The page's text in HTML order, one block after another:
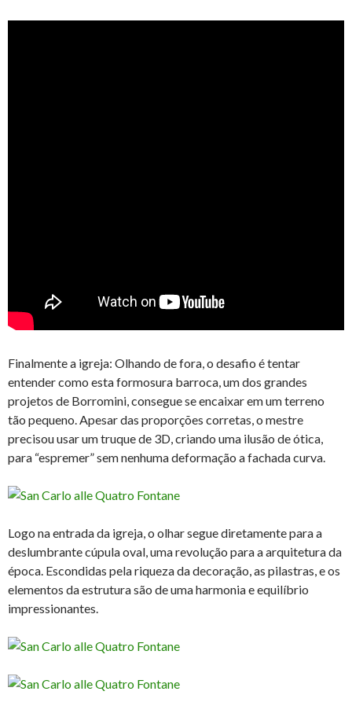
Finalmente a igreja: Olhando de fora, o desafio é tentar
entender como esta formosura barroca, um dos grandes
projetos de Borromini, consegue se encaixar em um terreno
tão pequeno. Apesar das proporções corretas, o mestre
precisou usar um truque de 3D, criando uma ilusão de ótica,
para “espremer” sem nenhuma deformação a fachada curva.
Logo na entrada da igreja, o olhar segue diretamente para a
deslumbrante cúpula oval, uma revolução para a arquitetura da
época. Escondidas pela riqueza da decoração, as pilastras, e os
elementos da estrutura são de uma harmonia e equilíbrio
impressionantes.